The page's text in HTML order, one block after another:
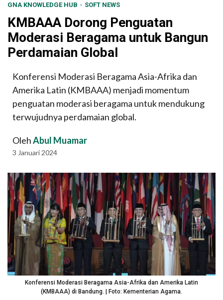
GNA KNOWLEDGE HUB SOFT NEWS
KMBAAA Dorong Penguatan
Moderasi Beragama untuk Bangun
Perdamaian Global
Konferensi Moderasi Beragama Asia-Afrika dan
Amerika Latin (KMBAAA) menjadi momentum
penguatan moderasi beragama untuk mendukung
terwujudnya perdamaian global.
OlehAbul Muamar
3 Januari 2024
Konferensi Moderasi Beragama Asia-Afrika dan Amerika Latin
(KMBAAA) di Bandung. | Foto: Kementerian Agama.